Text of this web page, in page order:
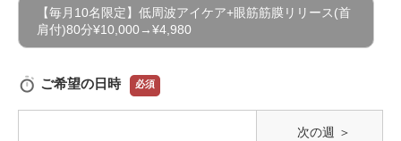
【毎月10名限定】低周波アイケア+眼筋筋膜リリース(首
肩付)80分¥10,000→¥4,980
ご希望の日時 必須
次の週 ＞